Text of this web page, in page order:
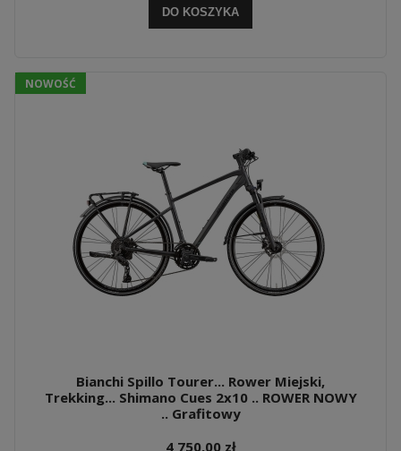
DO KOSZYKA
Bianchi Spillo Tourer... Rower Miejski,
Trekking... Shimano Cues 2x10 .. ROWER NOWY
.. Grafitowy
4 750,00 zł
NOWOŚĆ